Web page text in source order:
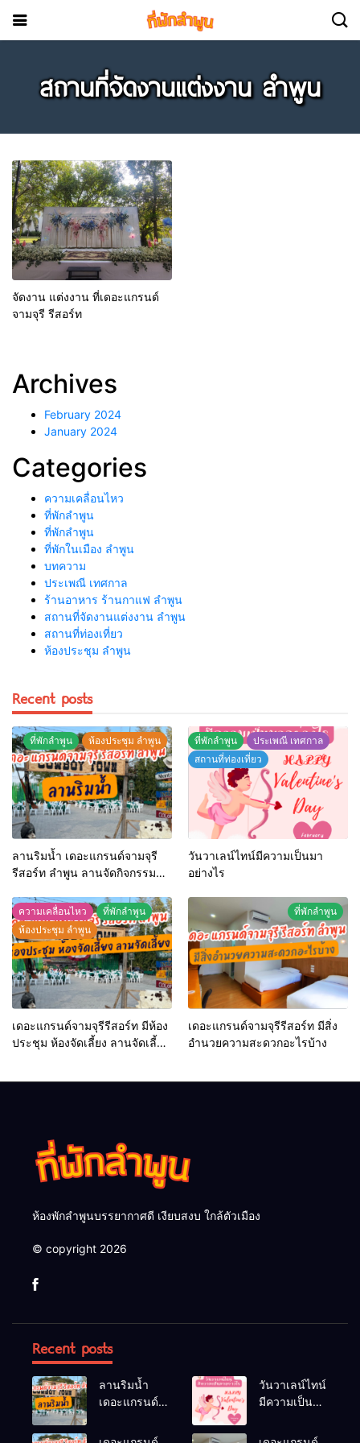
สถานที่จัดงานแต่งงาน ลำพูน
จัดงาน แต่งงาน ที่เดอะแกรนด์
จามจุรี รีสอร์ท
Archives
February 2024
January 2024
Categories
ความเคลื่อนไหว
ที่พักลำพูน
ที่พักลําพูน
ที่พักในเมือง ลำพูน
บทความ
ประเพณี เทศกาล
ร้านอาหาร ร้านกาแฟ ลำพูน
สถานที่จัดงานแต่งงาน ลำพูน
สถานที่ท่องเที่ยว
ห้องประชุม ลำพูน
Recent posts
ที่พักลำพูน ห้องประชุม ลำพูน
ลานริมน้ำ เดอะแกรนด์จามจุรี
รีสอร์ท ลำพูน ลานจัดกิจกรรม
ที่พักลำพูน
ประเพณี เทศกาล
สถานที่ท่องเที่ยว
วันวาเลน์ไทน์มีความเป็นมา
อย่างไร
ความเคลื่อนไหว
ที่พักลำพูน
ห้องประชุม ลำพูน
เดอะแกรนด์จามจุรีรีสอร์ท มีห้อง
ประชุม ห้องจัดเลี้ยง ลานจัดเลี้ยง
ที่พักลำพูน
เดอะแกรนด์จามจุรีรีสอร์ท มีสิ่ง
อำนวยความสะดวกอะไรบ้าง
ห้องพักลำพูนบรรยากาศดี เงียบสงบ ใกล้ตัวเมือง
© copyright 2026
Recent posts
ลานริมน้ำ
เดอะแกรนด์
ลำพูน ลานจัด
วันวาเลน์ไทน์
มีความเป็นมา